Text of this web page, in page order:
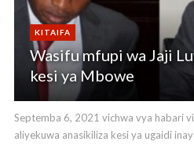
KITAIFA
Wasifu mfupi wa Jaji
kesi ya Mbowe
Septemba 6, 2021 vichwa vya habari
aliyekuwa anasikiliza kesi ya ugaidi